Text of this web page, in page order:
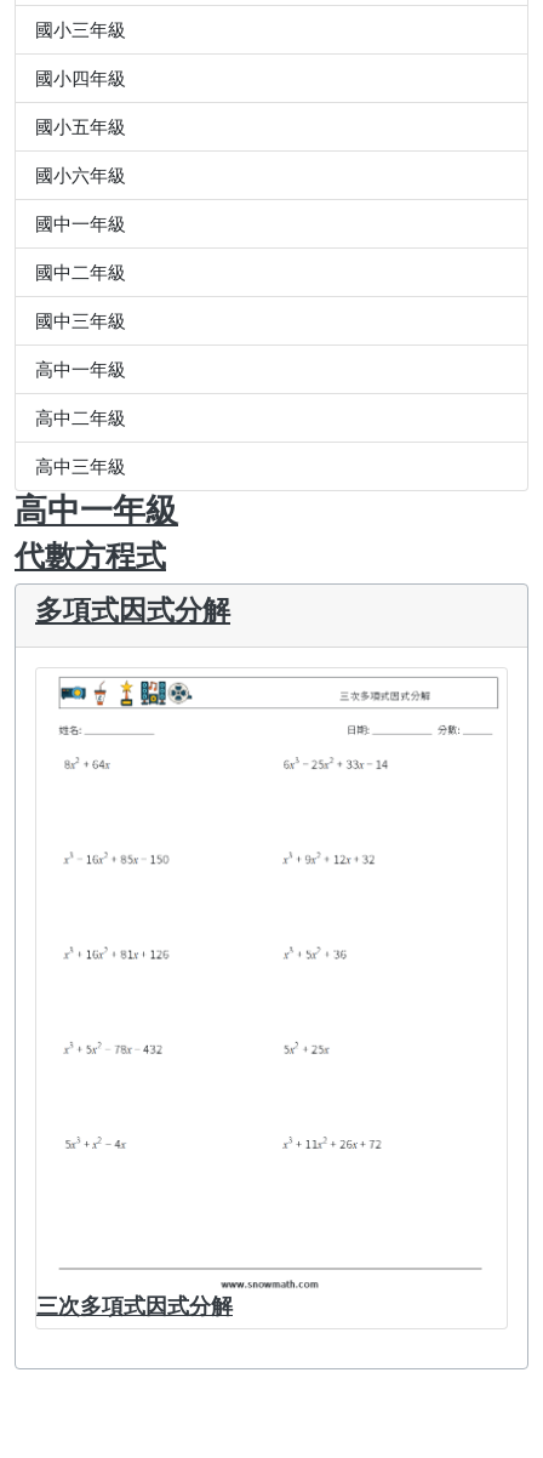
國小三年級
國小四年級
國小五年級
國小六年級
國中一年級
國中二年級
國中三年級
高中一年級
高中二年級
高中三年級
高中一年級
代數方程式
多項式因式分解
三次多項式因式分解